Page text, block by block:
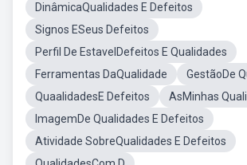
DinâmicaQualidades E Defeitos
Signos ESeus Defeitos
Perfil De EstavelDefeitos E Qualidades
Ferramentas DaQualidade
GestãoDe
QuaalidadesE Defeitos
AsMinhas
ImagemDe Qualidades E Defeitos
Atividade SobreQualidades E Defeitos